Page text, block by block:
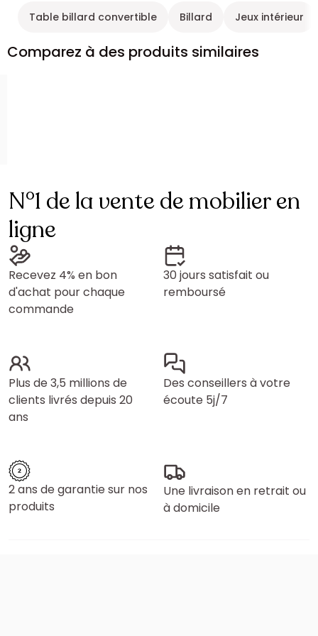
Table billard convertible Billard Jeux intérieur
Comparez à des produits similaires
N°1 de la vente de mobilier en
ligne
Recevez 4% en bon
d'achat pour chaque
commande
30 jours satisfait ou
remboursé
Plus de 3,5 millions de
clients livrés depuis 20
ans
Des conseillers à votre
écoute 5j/7
2 ans de garantie sur nos
produits
Une livraison en retrait ou
à domicile